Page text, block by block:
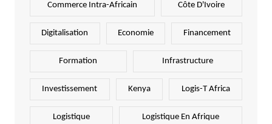
Commerce Intra-Africain Côte D'Ivoire
Digitalisation Economie Financement
Formation Infrastructure
Investissement Kenya Logis-T Africa
Logistique Logistique En Afrique